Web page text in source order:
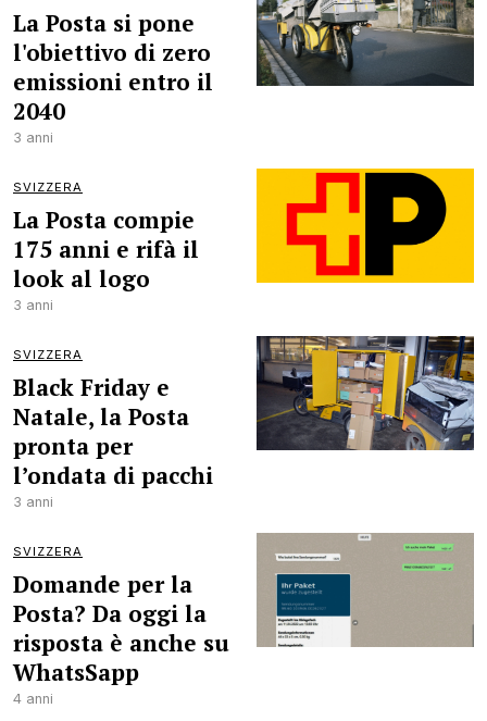
La Posta si pone
l'obiettivo di zero
emissioni entro il
2040
3 anni
SVIZZERA
La Posta compie
175 anni e rifà il
look al logo
3 anni
SVIZZERA
Black Friday e
Natale, la Posta
pronta per
l’ondata di pacchi
3 anni
SVIZZERA
Domande per la
Posta? Da oggi la
risposta è anche su
WhatsSapp
4 anni